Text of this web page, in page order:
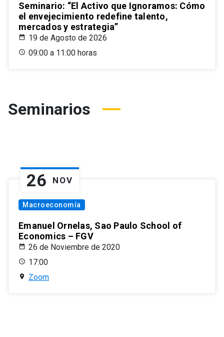
Seminario: “El Activo que Ignoramos: Cómo
el envejecimiento redefine talento,
mercados y estrategia”
19 de Agosto de 2026
09:00 a 11:00 horas
Seminarios
26 NOV
Macroeconomía
Emanuel Ornelas, Sao Paulo School of
Economics – FGV
26 de Noviembre de 2020
17:00
Zoom